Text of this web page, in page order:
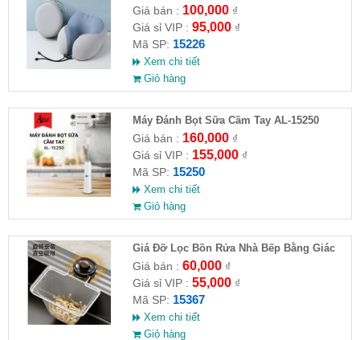
Giá bán : 100,000₫
Giá sỉ VIP : 95,000₫
Mã SP: 15226
Xem chi tiết
Giỏ hàng
Máy Đánh Bọt Sữa Cầm Tay AL-15250
Giá bán : 160,000₫
Giá sỉ VIP : 155,000₫
Mã SP: 15250
Xem chi tiết
Giỏ hàng
Giá Đỡ Lọc Bồn Rửa Nhà Bếp Bằng Giác
Hút (Kèm 50 Túi Lọc)
Giá bán : 60,000₫
Giá sỉ VIP : 55,000₫
Mã SP: 15367
Xem chi tiết
Giỏ hàng